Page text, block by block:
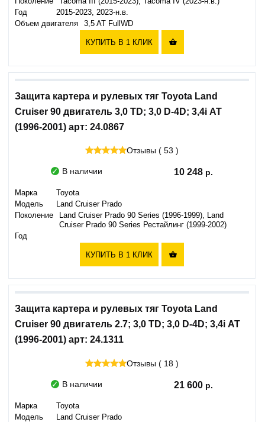
Год
2015-2023, 2023-н.в.
Объем двигателя
3,5 AT FullWD
КУПИТЬ В 1 КЛИК 
Защита картера и рулевых тяг Toyota Land
Cruiser 90 двигатель 3,0 TD; 3,0 D-4D; 3,4i АТ
(1996-2001) арт: 24.0867
Отзывы ( 53 )
В наличии 10 248
Марка
Toyota
Модель
Land Cruiser Prado
Поколение
Land Cruiser Prado 90 Series (1996-1999), Land
Cruiser Prado 90 Series Рестайлинг (1999-2002)
Год
КУПИТЬ В 1 КЛИК 
Защита картера и рулевых тяг Toyota Land
Cruiser 90 двигатель 2.7; 3,0 TD; 3,0 D-4D; 3,4i АТ
(1996-2001) арт: 24.1311
Отзывы ( 18 )
В наличии 21 600
Марка
Toyota
Модель
Land Cruiser Prado